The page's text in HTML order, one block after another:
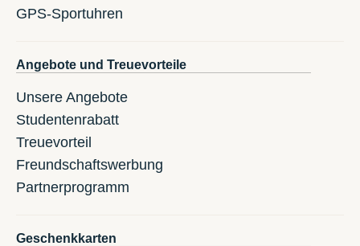
GPS-Sportuhren
Angebote und Treuevorteile
Unsere Angebote
Studentenrabatt
Treuevorteil
Freundschaftswerbung
Partnerprogramm
Geschenkkarten